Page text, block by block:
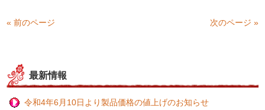
« 前のページ 次のページ »
最新情報
令和4年6月10日より製品価格の値上げのお知らせ